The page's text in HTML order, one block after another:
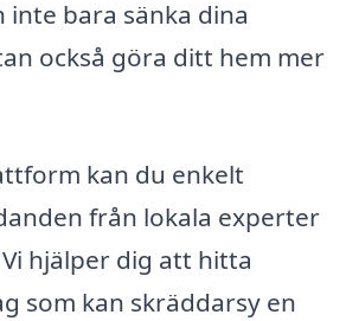
inte bara sänka dina
också göra ditt hem mer
kan du enkelt
från lokala experter
hjälper dig att hitta
som kan skräddarsy en